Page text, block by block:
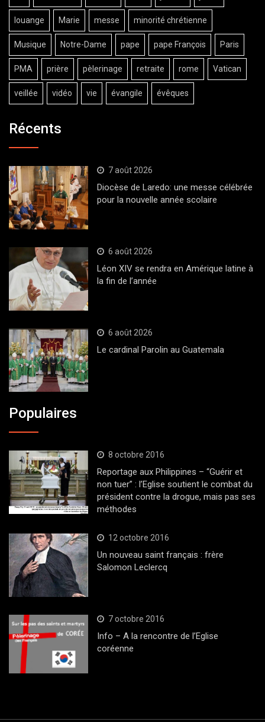
louange Marie messe minorité chrétienne
Musique Notre-Dame pape pape François Paris
PMA prière pèlerinage retraite rome Vatican
veillée vidéo vie évangile évêques
Récents
7 août 2026
Diocèse de Laredo: une messe célébrée
pour la nouvelle année scolaire
6 août 2026
Léon XIV se rendra en Amérique latine à
la fin de l’année
6 août 2026
Le cardinal Parolin au Guatemala
Populaires
8 octobre 2016
Reportage aux Philippines – “Guérir et
non tuer” : l’Eglise soutient le combat du
président contre la drogue, mais pas ses
méthodes
12 octobre 2016
Un nouveau saint français : frère
Salomon Leclercq
7 octobre 2016
Info – A la rencontre de l’Eglise
coréenne